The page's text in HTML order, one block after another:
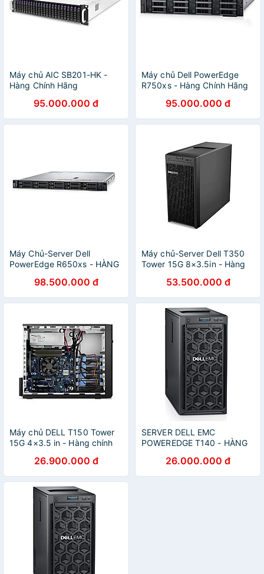
Máy chủ AIC SB201-HK -
Hàng Chính Hãng
95.000.000 đ
Máy chủ Dell PowerEdge
R750xs - Hàng Chính Hãng
95.000.000 đ
Máy Chủ-Server Dell
PowerEdge R650xs - HÀNG
98.500.000 đ
Máy chủ-Server Dell T350
Tower 15G 8×3.5in - Hàng
53.500.000 đ
Máy chủ DELL T150 Tower
15G 4×3.5 in - Hàng chính
26.900.000 đ
SERVER DELL EMC
POWEREDGE T140 - HÀNG
26.000.000 đ